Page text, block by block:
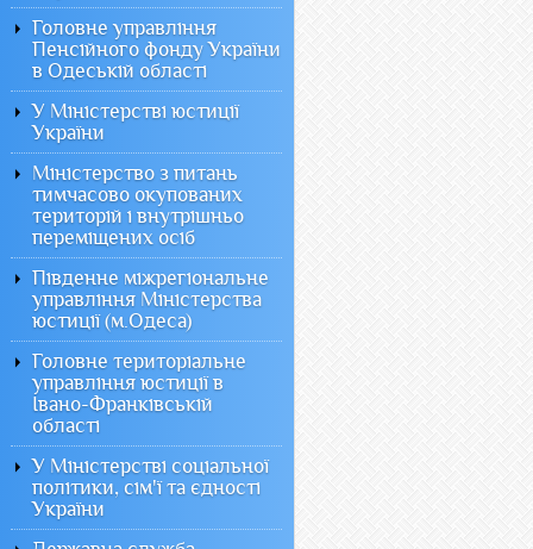
Головне управління
Пенсійного фонду України
в Одеській області
У Міністерстві юстиції
України
Міністерство з питань
тимчасово окупованих
територій і внутрішньо
переміщених осіб
Південне міжрегіональне
управління Міністерства
юстиції (м.Одеса)
Головне територіальне
управління юстиції в
Івано-Франківській
області
У Міністерстві соціальної
політики, сім'ї та єдності
України